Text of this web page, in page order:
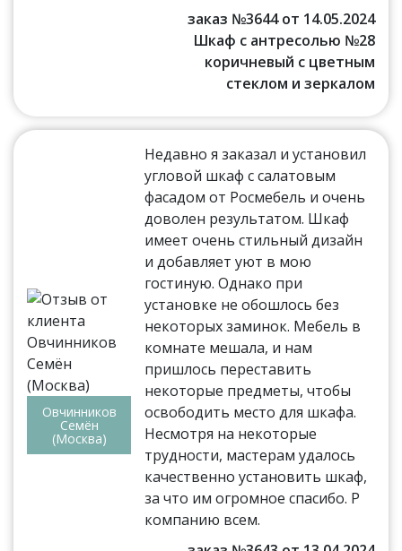
заказ №3644 от 14.05.2024
Шкаф с антресолью №28
коричневый с цветным
стеклом и зеркалом
Овчинников
Семён
(Москва)
Недавно я заказал и установил
угловой шкаф с салатовым
фасадом от Росмебель и очень
доволен результатом. Шкаф
имеет очень стильный дизайн
и добавляет уют в мою
гостиную. Однако при
установке не обошлось без
некоторых заминок. Мебель в
комнате мешала, и нам
пришлось переставить
некоторые предметы, чтобы
освободить место для шкафа.
Несмотря на некоторые
трудности, мастерам удалось
качественно установить шкаф,
за что им огромное спасибо. Р
компанию всем.